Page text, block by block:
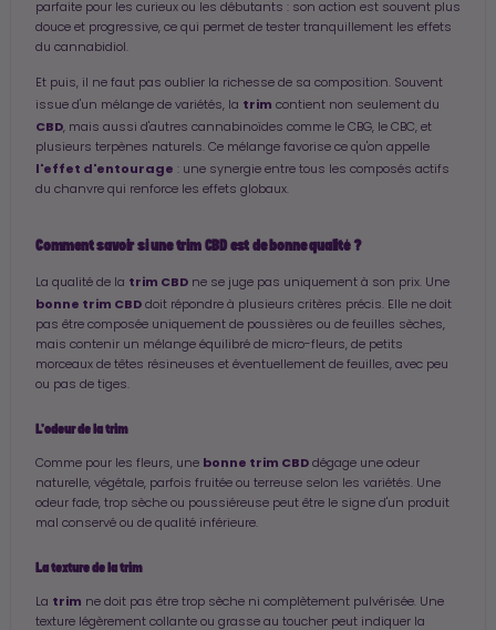
parfaite pour les curieux ou les débutants : son action est souvent plus
douce et progressive, ce qui permet de tester tranquillement les effets
du cannabidiol.
Et puis, il ne faut pas oublier la richesse de sa composition. Souvent
issue d'un mélange de variétés, la trim contient non seulement du
CBD, mais aussi d'autres cannabinoïdes comme le CBG, le CBC, et
plusieurs terpènes naturels. Ce mélange favorise ce qu'on appelle
l'effet d'entourage : une synergie entre tous les composés actifs
du chanvre qui renforce les effets globaux.
Comment savoir si une trim CBD est de bonne qualité ?
La qualité de la trim CBD ne se juge pas uniquement à son prix. Une
bonne trim CBD doit répondre à plusieurs critères précis. Elle ne doit
pas être composée uniquement de poussières ou de feuilles sèches,
mais contenir un mélange équilibré de micro-fleurs, de petits
morceaux de têtes résineuses et éventuellement de feuilles, avec peu
ou pas de tiges.
L'odeur de la trim
Comme pour les fleurs, une bonne trim CBD dégage une odeur
naturelle, végétale, parfois fruitée ou terreuse selon les variétés. Une
odeur fade, trop sèche ou poussiéreuse peut être le signe d'un produit
mal conservé ou de qualité inférieure.
La texture de la trim
La trim ne doit pas être trop sèche ni complètement pulvérisée. Une
texture légèrement collante ou grasse au toucher peut indiquer la